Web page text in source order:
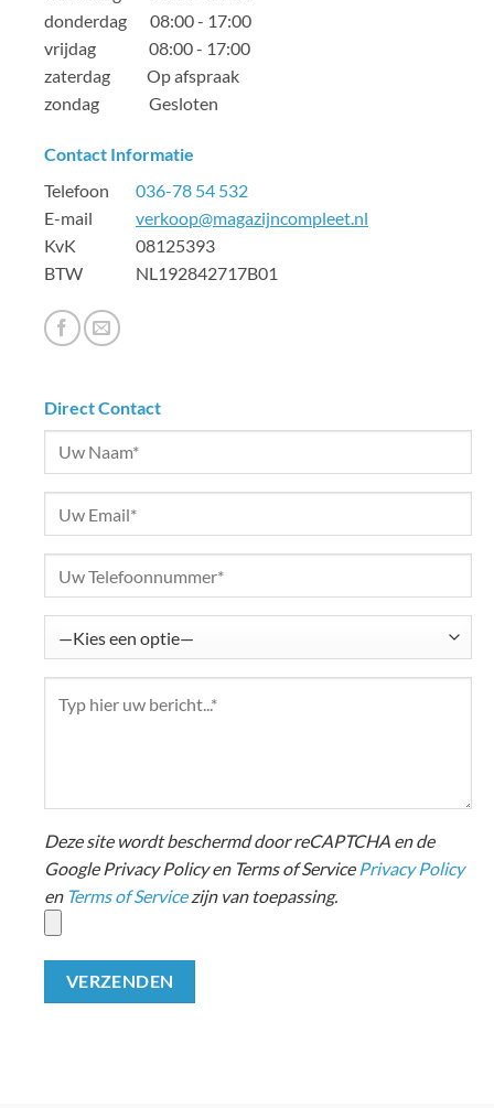
donderdag 08:00 - 17:00
vrijdag 08:00 - 17:00
zaterdag Op afspraak
zondag Gesloten
Contact Informatie
Telefoon 036-78 54 532
E-mail verkoop@magazijncompleet.nl
KvK 08125393
BTW NL192842717B01
Direct Contact
Deze site wordt beschermd door reCAPTCHA en de
Google Privacy Policy en Terms of Service Privacy Policy
en Terms of Servicezijn van toepassing.